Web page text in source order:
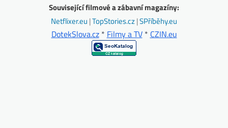
Související filmové a zábavní magazíny:
Netflixer.eu |TopStories.cz|SPříběhy.eu
DotekSlova.cz* Filmy a TV* CZIN.eu